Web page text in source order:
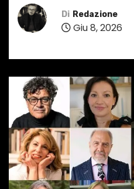
Di Redazione
Giu 8, 2026